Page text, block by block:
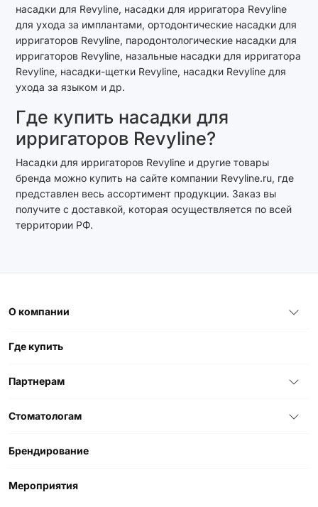
насадки для Revyline, насадки для ирригатора Revyline
для ухода за имплантами, ортодонтические насадки для
ирригаторов Revyline, пародонтологические насадки для
ирригаторов Revyline, назальные насадки для ирригатора
Revyline, насадки-щетки Revyline, насадки Revyline для
ухода за языком и др.
Где купить насадки для
ирригаторов Revyline?
Насадки для ирригаторов Revyline и другие товары
бренда можно купить на сайте компании Revyline.ru, где
представлен весь ассортимент продукции. Заказ вы
получите с доставкой, которая осуществляется по всей
территории РФ.
О компании
Где купить
Партнерам
Стоматологам
Брендирование
Мероприятия